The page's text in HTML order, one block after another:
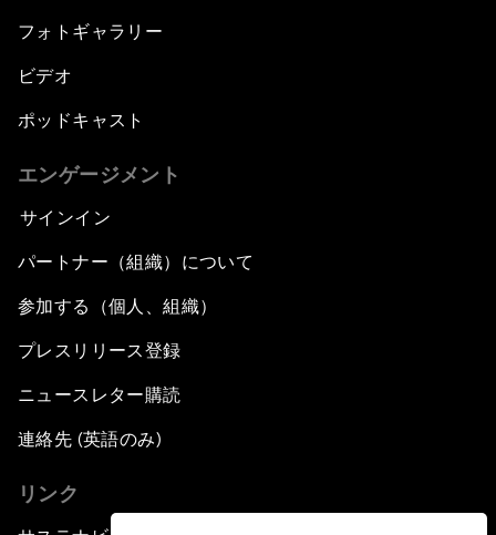
フォトギャラリー
ビデオ
ポッドキャスト
エンゲージメント
サインイン
パートナー（組織）について
参加する（個人、組織）
プレスリリース登録
ニュースレター購読
連絡先 (英語のみ)
リンク